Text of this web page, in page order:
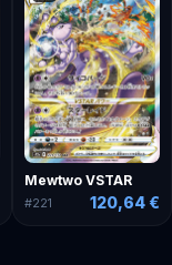
Mewtwo VSTAR
#221 120,64 €